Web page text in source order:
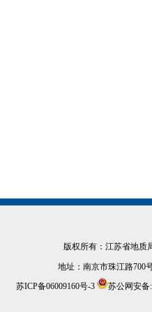
版权所有：江苏省地
地址：南京市珠江路700
苏ICP备06009160号-3
苏公网安备